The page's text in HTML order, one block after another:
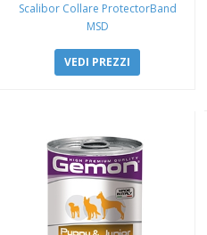
Scalibor Collare ProtectorBand
MSD
VEDI PREZZI